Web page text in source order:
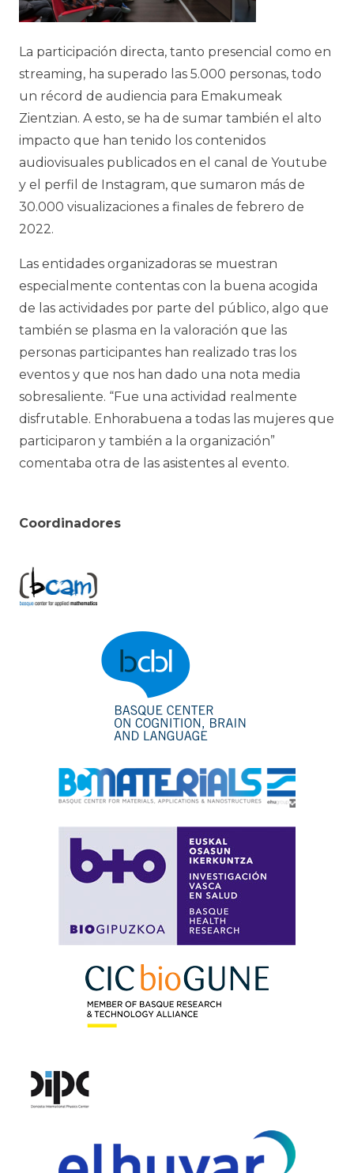
La participación directa, tanto presencial como en
streaming, ha superado las 5.000 personas, todo
un récord de audiencia para Emakumeak
Zientzian. A esto, se ha de sumar también el alto
impacto que han tenido los contenidos
audiovisuales publicados en el canal de Youtube
y el perfil de Instagram, que sumaron más de
30.000 visualizaciones a finales de febrero de
2022.
Las entidades organizadoras se muestran
especialmente contentas con la buena acogida
de las actividades por parte del público, algo que
también se plasma en la valoración que las
personas participantes han realizado tras los
eventos y que nos han dado una nota media
sobresaliente. “Fue una actividad realmente
disfrutable. Enhorabuena a todas las mujeres que
participaron y también a la organización”
comentaba otra de las asistentes al evento.
Coordinadores